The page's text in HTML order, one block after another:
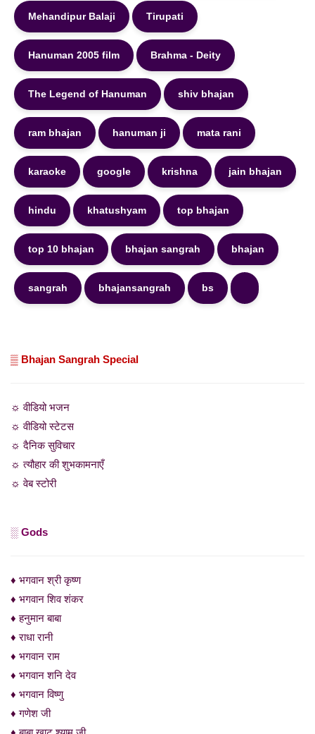
Mehandipur Balaji Tirupati
Hanuman 2005 film Brahma - Deity
The Legend of Hanuman shiv bhajan
ram bhajan hanuman ji mata rani
karaoke google krishna jain bhajan
hindu khatushyam top bhajan
top 10 bhajan bhajan sangrah bhajan
sangrah bhajansangrah bs
▒ Bhajan Sangrah Special
☼ वीडियो भजन
☼ वीडियो स्टेटस
☼ दैनिक सुविचार
☼ त्यौहार की शुभकामनाएँ
☼ वेब स्टोरी
░ Gods
♦ भगवान श्री कृष्ण
♦ भगवान शिव शंकर
♦ हनुमान बाबा
♦ राधा रानी
♦ भगवान राम
♦ भगवान शनि देव
♦ भगवान विष्णु
♦ गणेश जी